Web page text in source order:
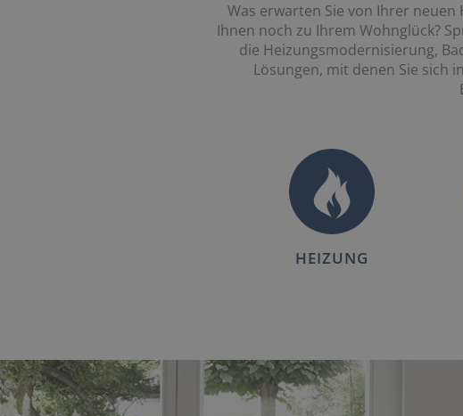
Was erwarten Sie von Ihrer neuen
Ihnen noch zu Ihrem Wohnglück?
die Heizungsmodernisierung,
Lösungen, mit denen Sie sich
HEIZUNG